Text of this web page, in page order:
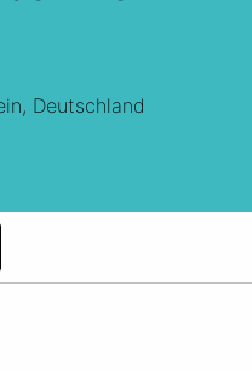
, Deutschland